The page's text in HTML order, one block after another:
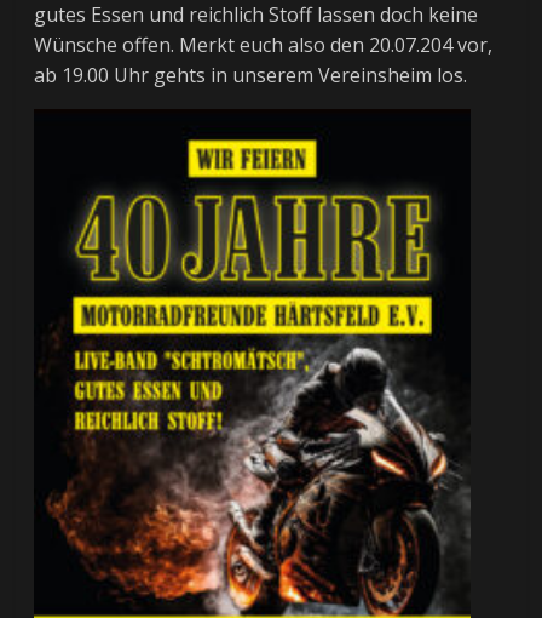
gutes Essen und reichlich Stoff lassen doch keine
Wünsche offen. Merkt euch also den 20.07.204 vor,
ab 19.00 Uhr gehts in unserem Vereinsheim los.